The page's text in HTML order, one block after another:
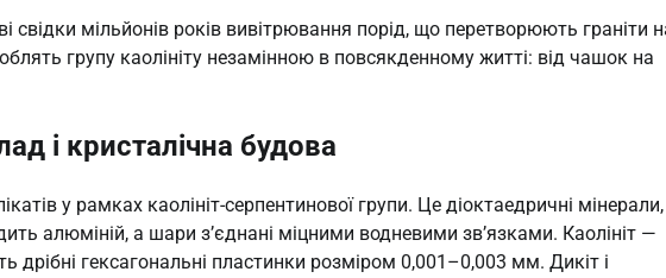
мільйонів років вивітрювання порід, що перетворюють граніти
групу каолініту незамінною в повсякденному житті: від чашок на
і кристалічна будова
у рамках каолініт-серпентинової групи. Це діоктаедричні мінерали,
алюміній, а шари з’єднані міцними водневими зв’язками. Каолініт —
гексагональні пластинки розміром 0,001–0,003 мм. Дикіт і